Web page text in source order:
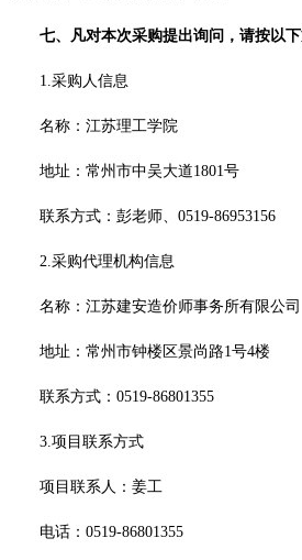
七、凡对本次采购提出询问，请按以下
1.采购人信息
名称： 江苏理工学院
地址： 常州市中吴大道1801号
联系方式： 彭老师、 0519-86953156
2.采购代理机构信息
名称： 江苏建安造价师事务所有限公司
地址： 常州市钟楼区景尚路1号4楼
联系方式： 0519-86801355
3.项目联系方式
项目联系人： 姜工
电话： 0519-86801355